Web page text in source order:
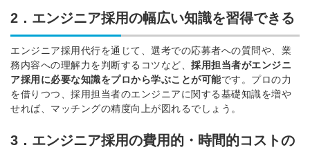
2．エンジニア採用の幅広い知識を習得できる
エンジニア採用代行を通じて、選考での応募者への質問や、業
務内容への理解力を判断する コツなど、 採用担当者がエンジニ
ア採用に必要な知識をプロから学ぶことが可能です 。プロの力
を借りつつ、採用担当者のエンジニアに関する基礎知識を増や
せれば、マッチングの精度向上が図れるでしょう。
3．エンジニア採用の費用的・時間的コストの